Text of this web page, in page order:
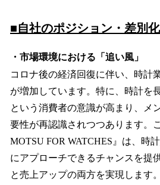
■自社のポジション・差別
・市場環境における「追い風」
コロナ後の経済回復に伴い、時計
が増加しています。特に、時計を
という消費者の意識が高まり、メ
要性が再認識されつつあります。
MOTSU FOR WATCHES』は、時
にアプローチできるチャンスを提
と売上アップの両方を実現します